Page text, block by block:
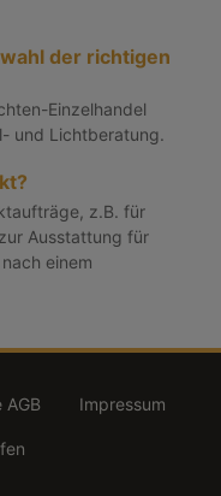
der richtigen
Einzelhandel
und Lichtberatung.
z.B. für
Ausstattung für
einem
AGB Impressum